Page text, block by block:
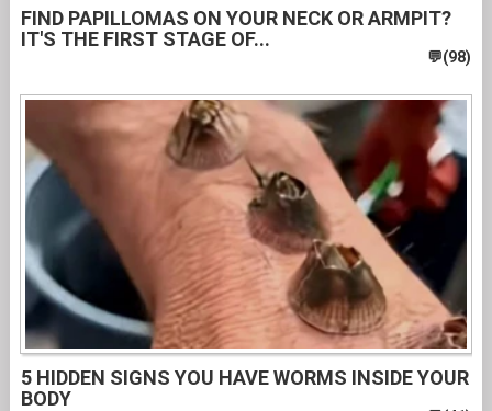
FIND PAPILLOMAS ON YOUR NECK OR ARMPIT?
IT'S THE FIRST STAGE OF...
5 HIDDEN SIGNS YOU HAVE WORMS INSIDE YOUR
BODY